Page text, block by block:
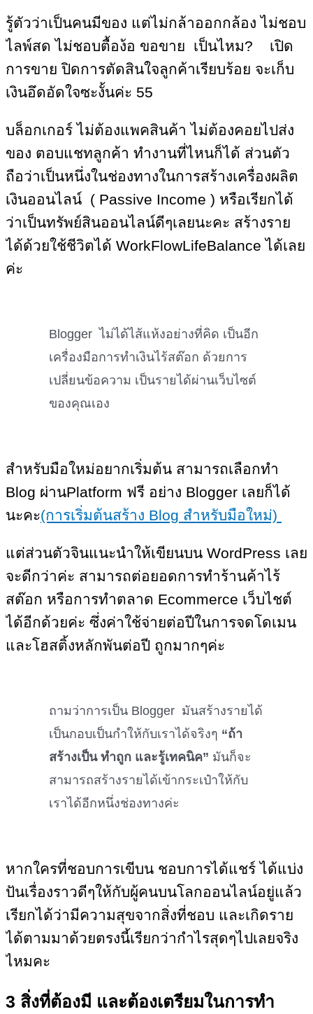
รู้ตัวว่าเป็นคนมีของ แต่ไม่กล้าออกกล้อง ไม่ชอบ
ไลพ์สด ไม่ชอบตื้อง้อ ขอขาย เป็นไหม? เปิด
การขาย ปิดการตัดสินใจลูกค้าเรียบร้อย จะเก็บ
เงินอึดอัดใจซะงั้นค่ะ 55
บล็อกเกอร์ ไม่ต้องแพคสินค้า ไม่ต้องคอยไปส่ง
ของ ตอบแชทลูกค้า ทำงานที่ไหนก็ได้ ส่วนตัว
ถือว่าเป็นหนึ่งในช่องทางในการสร้างเครื่องผลิต
เงินออนไลน์ ( Passive Income ) หรือเรียกได้
ว่าเป็นทรัพย์สินออนไลน์ดีๆเลยนะคะ สร้างราย
ได้ด้วยใช้ชีวิตได้ WorkFlowLifeBalance ได้เลย
ค่ะ
Blogger ไม่ได้ไส้แห้งอย่างที่คิด เป็นอีก
เครื่องมือการทำเงินไร้สต๊อก ด้วยการ
เปลี่ยนข้อความ เป็นรายได้ผ่านเว็บไซต์
ของคุณเอง
สำหรับมือใหม่อยากเริ่มต้น สามารถเลือกทำ
Blog ผ่านPlatform ฟรี อย่าง Blogger เลยก็ได้
นะคะ(การเริ่มต้นสร้าง Blog สำหรับมือใหม่)
แต่ส่วนตัวจินแนะนำให้เขียนบน WordPress เลย
จะดีกว่าค่ะ สามารถต่อยอดการทำร้านค้าไร้
สต๊อก หรือการทำตลาด Ecommerce เว็บไชต์
ได้อีกด้วยค่ะ ซึ่งค่าใช้จ่ายต่อปีในการจดโดเมน
และโฮสติ้งหลักพันต่อปี ถูกมากๆค่ะ
ถามว่าการเป็น Blogger มันสร้างรายได้
เป็นกอบเป็นกำให้กับเราได้จริงๆ “ถ้า
สร้างเป็น ทำถูก และรู้เทคนิค” มันก็จะ
สามารถสร้างรายได้เข้ากระเป๋าให้กับ
เราได้อีกหนึ่งช่องทางค่ะ
หากใครที่ชอบการเขีบน ชอบการได้แชร์ ได้แบ่ง
ปันเรื่องราวดีๆให้กับผู้คนบนโลกออนไลน์อยู่แล้ว
เรียกได้ว่ามีความสุขจากสิ่งที่ชอบ และเกิดราย
ได้ตามมาด้วยตรงนี้เรียกว่ากำไรสุดๆไปเลยจริง
ไหมคะ
3 สิ่งที่ต้องมี และต้องเตรียมในการทำ